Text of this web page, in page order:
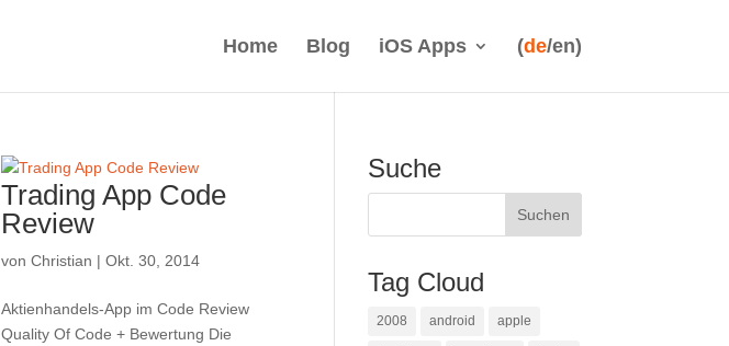
Home Blog iOS Apps (de/en)
Trading App Code
Review
von Christian | Okt. 30, 2014
Aktienhandels-App im Code Review
Quality Of Code + Bewertung Die
Suche
Tag Cloud
2008 android apple